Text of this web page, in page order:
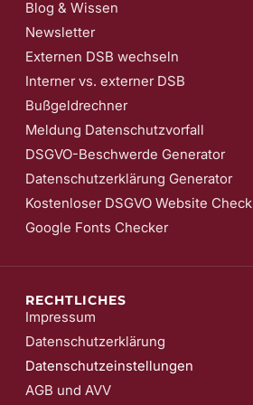
Blog & Wissen
Newsletter
Externen DSB wechseln
Interner vs. externer DSB
Bußgeldrechner
Meldung Datenschutzvorfall
DSGVO-Beschwerde Generator
Datenschutzerklärung Generator
Kostenloser DSGVO Website Check
Google Fonts Checker
RECHTLICHES
Impressum
Datenschutzerklärung
Datenschutzeinstellungen
AGB und AVV